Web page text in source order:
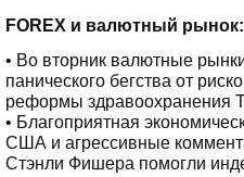
FOREX и валютный рынок:
• Во вторник валютные
панического бегства от
реформы здравоохранения
• Благоприятная
США и агрессивные
Стэнли Фишера помогли